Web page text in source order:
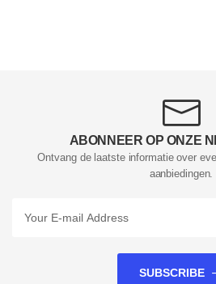
ABONNEER OP ONZE
Ontvang de laatste informatie over
aanbiedingen.
SUBSCRIBE